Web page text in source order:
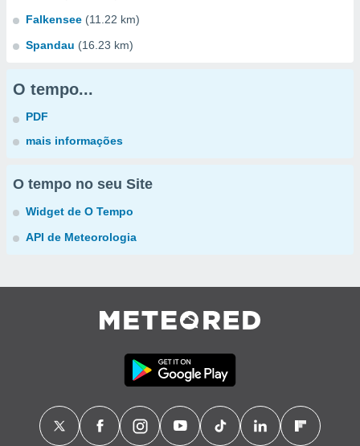
Falkensee (11.22 km)
Spandau (16.23 km)
O tempo...
PDF
mais informações
O tempo no seu Site
Widget de O Tempo
API de Meteorologia